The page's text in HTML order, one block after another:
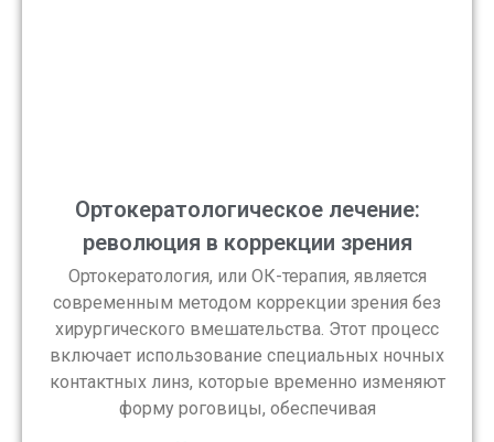
Ортокератологическое лечение:
революция в коррекции зрения
Ортокератология, или ОК-терапия, является
современным методом коррекции зрения без
хирургического вмешательства. Этот процесс
включает использование специальных ночных
контактных линз, которые временно изменяют
форму роговицы, обеспечивая